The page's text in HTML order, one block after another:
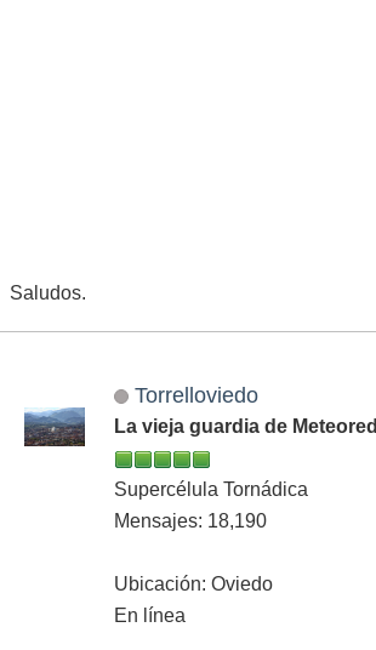
Saludos.
Torrelloviedo
La vieja guardia de Meteored
Supercélula Tornádica
Mensajes: 18,190
Ubicación: Oviedo
En línea